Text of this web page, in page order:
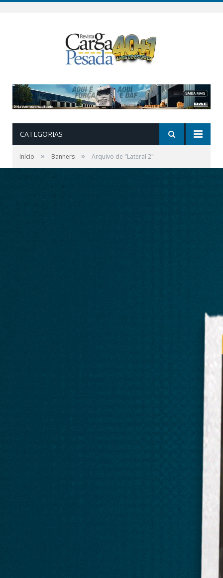
CATEGORIAS
Início » Banners » Arquivo de "Lateral 2"